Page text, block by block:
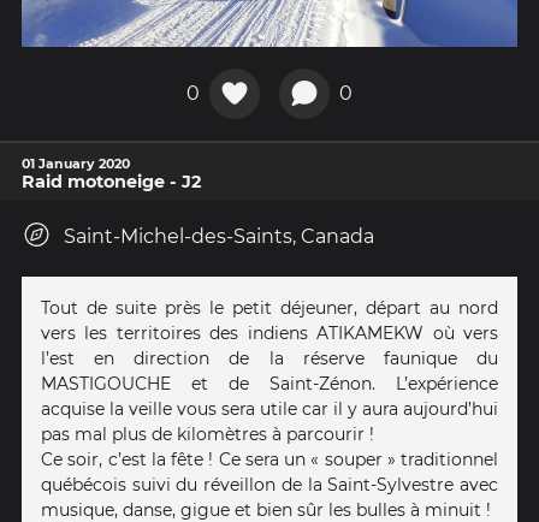
0 0
01 January 2020
Raid motoneige - J2
Saint-Michel-des-Saints, Canada
Tout de suite près le petit déjeuner, départ au nord
vers les territoires des indiens ATIKAMEKW où vers
l’est en direction de la réserve faunique du
MASTIGOUCHE et de Saint-Zénon. L’expérience
acquise la veille vous sera utile car il y aura aujourd’hui
pas mal plus de kilomètres à parcourir !
Ce soir, c’est la fête ! Ce sera un « souper » traditionnel
québécois suivi du réveillon de la Saint-Sylvestre avec
musique, danse, gigue et bien sûr les bulles à minuit !